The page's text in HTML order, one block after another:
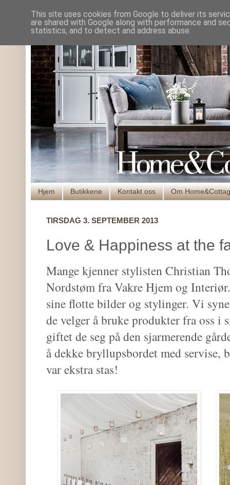
Hjem Butikkene Kontakt oss Om
TIRSDAG 3. SEPTEMBER 2013
Love & Happiness at the
Mange kjenner stylisten Christian
Nordstøm fra Vakre Hjem og
sine flotte bilder og stylinger. Vi
de velger å bruke produkter fra oss i
giftet de seg på den sjarmerende
å dekke bryllupsbordet med servise,
var ekstra stas!
This site uses cookies from Google to deliver its
are shared with Google along with performance and
statistics, and to detect and address abuse.